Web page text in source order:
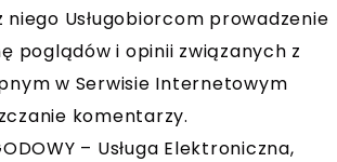
Usługobiorcom prowadzenie
poglądów i opinii związanych z
w Serwisie Internetowym
komentarzy.
– Usługa Elektroniczna,